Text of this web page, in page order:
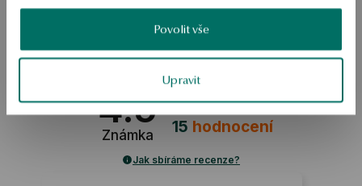
Povolit vše
Upravit
4.5
Známka
Založeno na
15 hodnocení
Jak sbíráme recenze?